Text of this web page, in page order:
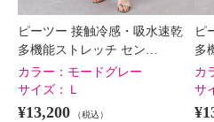
ピーツー 接触冷感・吸水速乾
多機能ストレッチ セン…
カラー： モードグレー
サイズ：
Ｌ
¥13,200 （税込）
ピ
多
カ
サ